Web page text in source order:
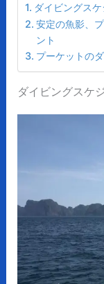
ダイビングス
安定の魚影、
ント
プーケットの
ダイビングスケ